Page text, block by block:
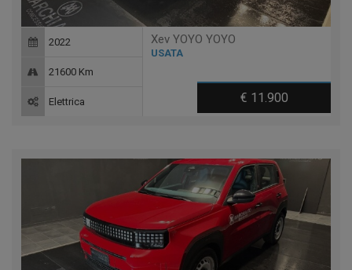
Xev YOYO YOYO
USATA
€ 11.900
2022
21600 Km
Elettrica